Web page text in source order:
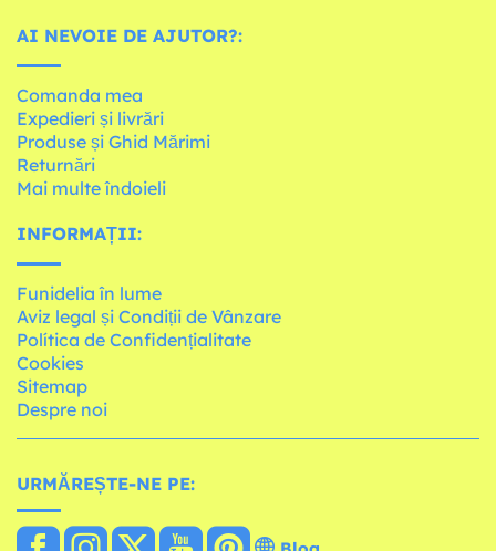
AI NEVOIE DE AJUTOR?:
Comanda mea
Expedieri și livrări
Produse și Ghid Mărimi
Returnări
Mai multe îndoieli
INFORMAȚII:
Funidelia în lume
Aviz legal și Condiții de Vânzare
Política de Confidențialitate
Cookies
Sitemap
Despre noi
URMĂREȘTE-NE PE: